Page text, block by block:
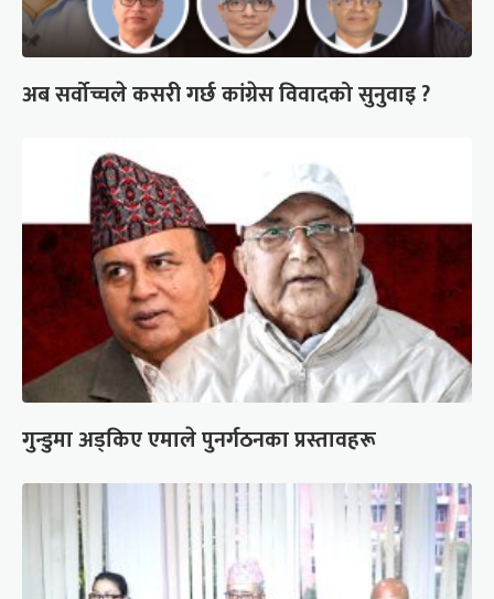
अब सर्वोच्चले कसरी गर्छ कांग्रेस विवादको सुनुवाइ ?
गुन्डुमा अड्किए एमाले पुनर्गठनका प्रस्तावहरू